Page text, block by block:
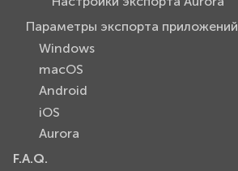
Параметры экспорта приложений
Windows
macOS
Android
iOS
Aurora
F.A.Q.